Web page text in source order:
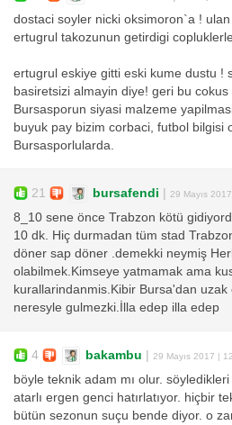
dostaci soyler nicki oksimoron`a !
ertugrul takozunun getirdigi
ertugrul eskiye gitti eski kume dustu !
basiretsizi almayin diye! geri bu
Bursasporun siyasi malzeme
buyuk pay bizim corbaci, futbol bilgisi
Bursasporlularda.
21 bursafendi 29 Mayıs
8_10 sene önce Trabzon kötü
10 dk. Hiç durmadan tüm stad
döner sap döner .demekki neymiş
olabilmek.Kimseye yatmamak ama
kurallarindanmis.Kibir Bursa'dan
neresyle gulmezki.İlla edep illa edep
4 bakambu 29 Mayıs 2017 |
böyle teknik adam mı olur.
atarlı ergen genci hatırlatıyor. hiçbir
bütün sezonun suçu bende diyor. o